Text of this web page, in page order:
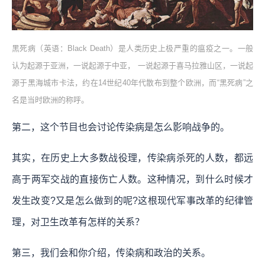
黑死病（英语：Black Death）是人类历史上极严重的瘟疫之一。一般
认为起源于亚洲，一说起源于中亚， 一说起源于喜马拉雅山区，一说起
源于黑海城市卡法，约在14世纪40年代散布到整个欧洲，而“黑死病”之
名是当时欧洲的称呼。
第二，这个节目也会讨论传染病是怎么影响战争的。
其实，在历史上大多数战役理，传染病杀死的人数，都远
高于两军交战的直接伤亡人数。这种情况，到什么时候才
发生改变?又是怎么做到的呢?这根现代军事改革的纪律管
理，对卫生改革有怎样的关系？
第三，我们会和你介绍，传染病和政治的关系。